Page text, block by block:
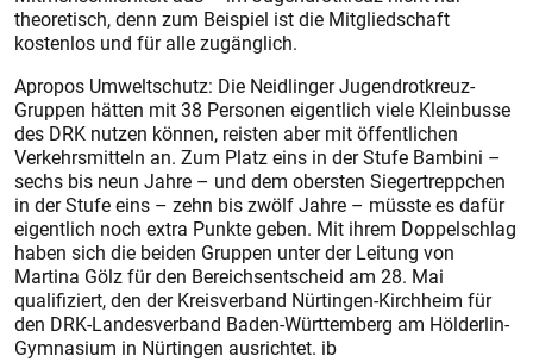
theoretisch, denn zum Beispiel ist die Mitgliedschaft
kostenlos und für alle zugänglich.
Apropos Umweltschutz: Die Neidlinger Jugendrotkreuz-
Gruppen hätten mit 38 Personen eigentlich viele Kleinbusse
des DRK nutzen können, reisten aber mit öffentlichen
Verkehrsmitteln an. Zum Platz eins in der Stufe Bambini –
sechs bis neun Jahre – und dem obersten Siegertreppchen
in der Stufe eins – zehn bis zwölf Jahre – müsste es dafür
eigentlich noch extra Punkte geben. Mit ihrem Doppelschlag
haben sich die beiden Gruppen unter der Leitung von
Martina Gölz für den Bereichsentscheid am 28. Mai
qualifiziert, den der Kreisverband Nürtingen-Kirchheim für
den DRK-Landesverband Baden-Württemberg am Hölderlin-
Gymnasium in Nürtingen ausrichtet. ib